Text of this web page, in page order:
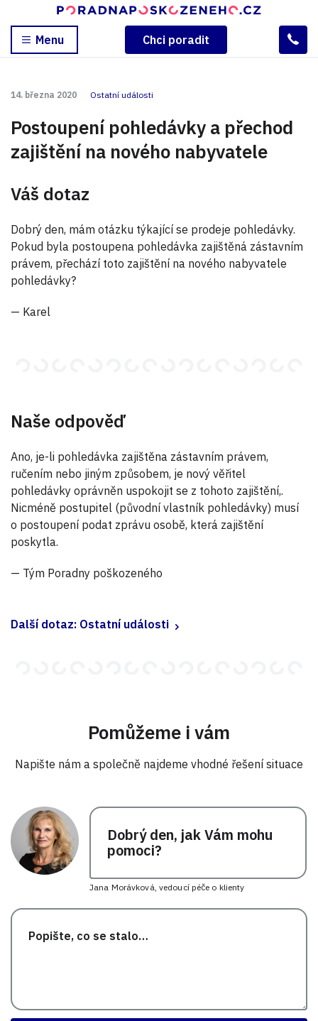
Menu Chci poradit
14. března 2020 Ostatní události
Postoupení pohledávky a přechod
zajištění na nového nabyvatele
Váš dotaz
Dobrý den, mám otázku týkající se prodeje pohledávky.
Pokud byla postoupena pohledávka zajištěná zástavním
právem, přechází toto zajištění na nového nabyvatele
pohledávky?
— Karel
Naše odpověď
Ano, je-li pohledávka zajištěna zástavním právem,
ručením nebo jiným způsobem, je nový věřitel
pohledávky oprávněn uspokojit se z tohoto zajištění,.
Nicméně postupitel (původní vlastník pohledávky) musí
o postoupení podat zprávu osobě, která zajištění
poskytla.
— Tým Poradny poškozeného
Další dotaz: Ostatní události
Pomůžeme i vám
Napište nám a společně najdeme vhodné řešení situace
Dobrý den, jak Vám mohu
pomoci?
Jana Morávková, vedoucí péče o klienty